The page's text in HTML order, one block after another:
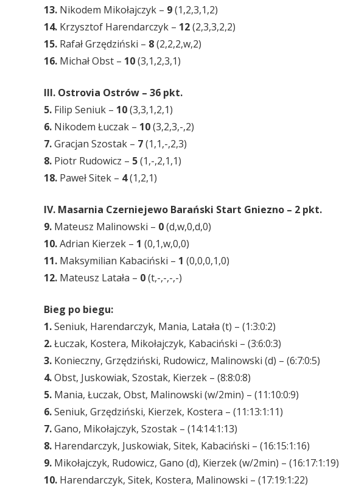
13. Nikodem Mikołajczyk – 9(1,2,3,1,2)
14. Krzysztof Harendarczyk – 12(2,3,3,2,2)
15. Rafał Grzędziński – 8(2,2,2,w,2)
16. Michał Obst – 10(3,1,2,3,1)
III. Ostrovia Ostrów – 36 pkt.
5. Filip Seniuk – 10(3,3,1,2,1)
6. Nikodem Łuczak – 10(3,2,3,-,2)
7.Gracjan Szostak – 7(1,1,-,2,3)
8. Piotr Rudowicz – 5(1,-,2,1,1)
18. Paweł Sitek – 4(1,2,1)
IV. Masarnia Czerniejewo Barański Start Gniezno – 2 pkt.
9. Mateusz Malinowski – 0(d,w,0,d,0)
10.Adrian Kierzek – 1 (0,1,w,0,0)
11. Maksymilian Kabaciński – 1 (0,0,0,1,0)
12. Mateusz Latała – 0(t,-,-,-,-)
Bieg po biegu:
1.Seniuk, Harendarczyk, Mania, Latała (t) – (1:3:0:2)
2.Łuczak, Kostera, Mikołajczyk, Kabaciński – (3:6:0:3)
3. Konieczny, Grzędziński, Rudowicz, Malinowski (d) – (6:7:0:5)
4.Obst, Juskowiak, Szostak, Kierzek – (8:8:0:8)
5. Mania, Łuczak, Obst, Malinowski (w/2min) – (11:10:0:9)
6.Seniuk, Grzędziński, Kierzek, Kostera – (11:13:1:11)
7.Gano, Mikołajczyk, Szostak – (14:14:1:13)
8. Harendarczyk, Juskowiak, Sitek, Kabaciński – (16:15:1:16)
9. Mikołajczyk, Rudowicz, Gano (d), Kierzek (w/2min) – (16:17:1:19)
10. Harendarczyk, Sitek, Kostera, Malinowski – (17:19:1:22)